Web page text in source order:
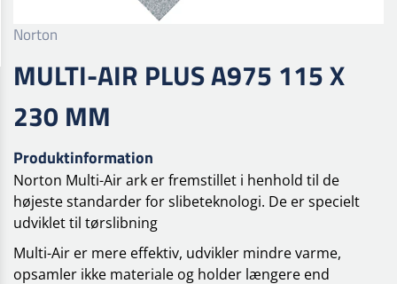
Norton
MULTI-AIR PLUS A975 115 X
230 MM
Produktinformation
Norton Multi-Air ark er fremstillet i henhold til de
højeste standarder for slibeteknologi. De er specielt
udviklet til tørslibning
Multi-Air er mere effektiv, udvikler mindre varme,
opsamler ikke materiale og holder længere end